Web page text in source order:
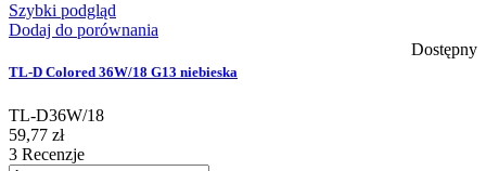
Szybki podgląd
Dodaj do porównania
Dostępny
TL-D Colored 36W/18 G13 niebieska
TL-D36W/18
59,77 zł
3 Recenzje